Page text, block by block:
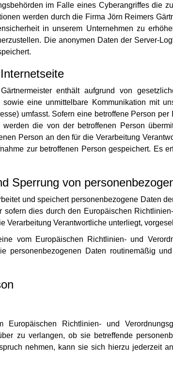
im Falle eines Cyberangriffes die
werden durch die Firma Jörn Reimers
in unserem Unternehmen zu
Die anonymen Daten der Server-
enthält aufgrund von
sowie eine unmittelbare Kommunikation mit
umfasst. Sofern eine betroffene Person
die von der betroffenen Person
Person an den für die Verarbeitung
zur betroffenen Person gespeichert. Es
Sperrung von
und speichert personenbezogene Daten
dies durch den Europäischen
Verarbeitung Verantwortliche unterliegt,
vom Europäischen Richtlinien- und
personenbezogenen Daten routinemäßig
Richtlinien- und
zu verlangen, ob sie betreffende
nehmen, kann sie sich hierzu jederzeit